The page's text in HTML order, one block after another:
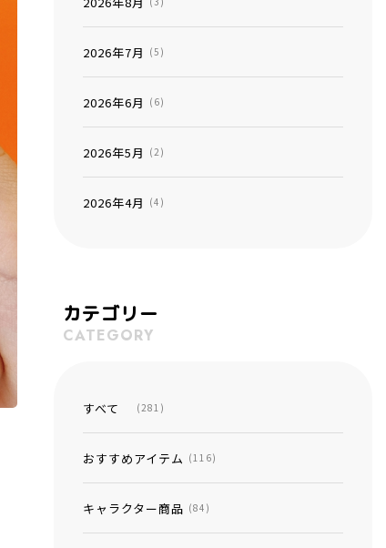
2026年7月 (5)
2026年6月 (6)
2026年5月 (2)
2026年4月 (4)
カテゴリー
CATEGORY
すべて (281)
おすすめアイテム (116)
キャラクター商品 (84)